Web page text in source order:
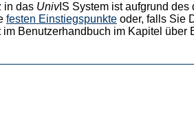
in das UnivIS System ist aufgrund
festen Einstiegspunkte oder, falls Sie
Benutzerhandbuch im Kapitel